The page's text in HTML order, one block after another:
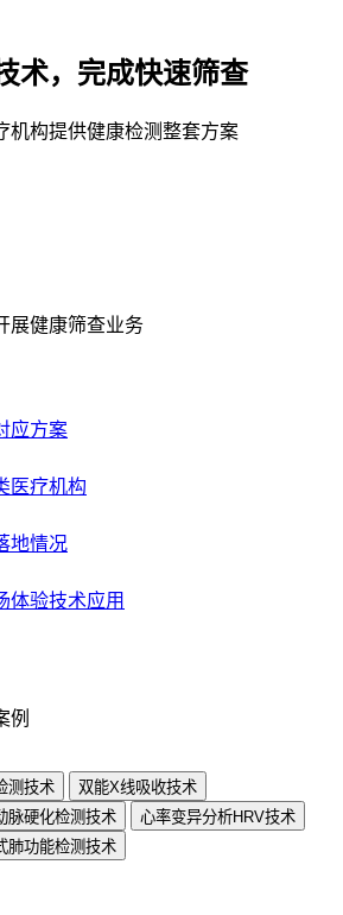
术，完成快速筛查
机构提供健康检测整套方案
展健康筛查业务
应方案
医疗机构
地情况
体验技术应用
例
测技术
双能X线吸收技术
脉硬化检测技术
心率变异分析HRV技术
肺功能检测技术